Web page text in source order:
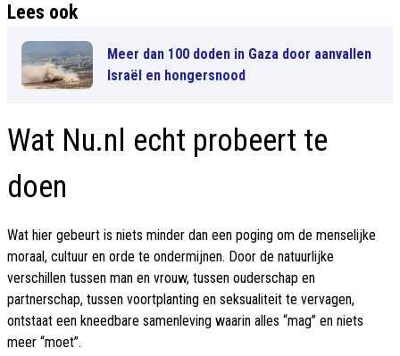
Lees ook
Meer dan 100 doden in Gaza door aanvallen
Israël en hongersnood
Wat Nu.nl echt probeert te
doen
Wat hier gebeurt is niets minder dan een poging om de menselijke
moraal, cultuur en orde te ondermijnen. Door de natuurlijke
verschillen tussen man en vrouw, tussen ouderschap en
partnerschap, tussen voortplanting en seksualiteit te vervagen,
ontstaat een kneedbare samenleving waarin alles “mag” en niets
meer “moet”.